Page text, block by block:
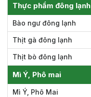
Thực phẩm đông lạnh
Bào ngư đông lạnh
Thịt gà đông lạnh
Thịt bò đông lạnh
Mì Ý, Phô mai
Mì Ý, Phô Mai